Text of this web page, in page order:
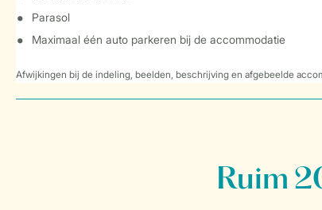
Parasol
Maximaal één auto parkeren bij de accommodatie
Afwijkingen bij de indeling, beelden, beschrijving en afgebeelde
Ruim